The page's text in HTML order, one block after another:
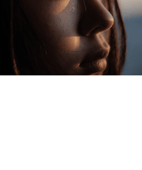
eröffnen und akzeptiere die